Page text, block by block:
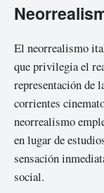
El neorrealismo
que privilegia el
representación de
corrientes
neorrealismo
en lugar de
sensación
social.